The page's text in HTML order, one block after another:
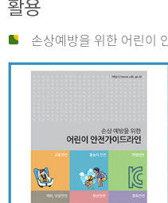
활용
손상예방을 위한 어린이